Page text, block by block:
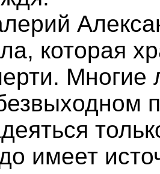
которая
Многие
имеет